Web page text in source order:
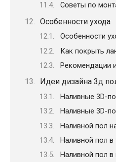
Советы по
Особенности ухода
Особенности
Как покрыть
Рекомендации
Идеи дизайна 3д
Наливные 3D-
Наливные 3D-
Наливной пол
Наливной пол в
Наливной пол в